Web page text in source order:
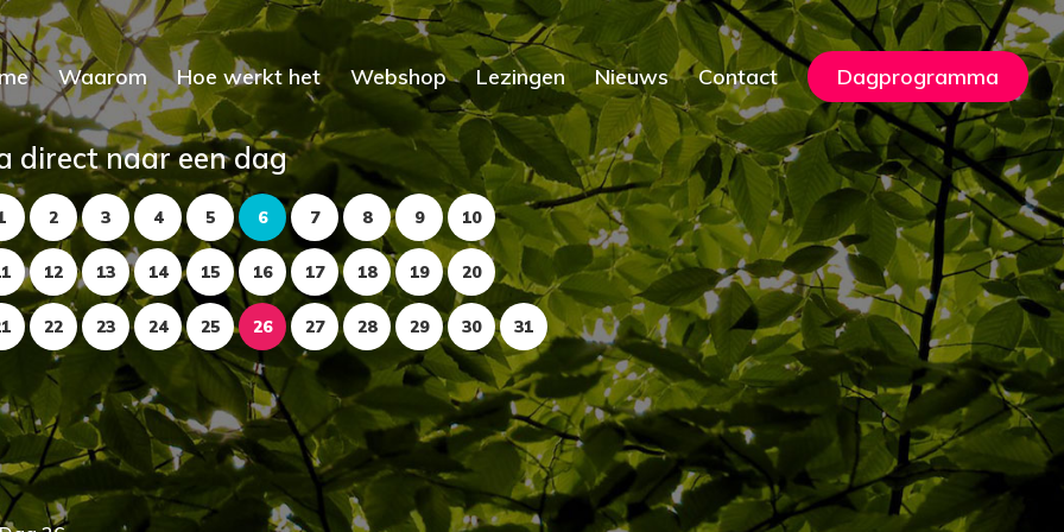
Waarom Hoe werkt het Webshop Lezingen Nieuws Contact Dagprogramma
direct naar een dag
2 3 4 5 6 7 8 9 10
12 13 14 15 16 17 18 19 20
22 23 24 25 26 27 28 29 30 31